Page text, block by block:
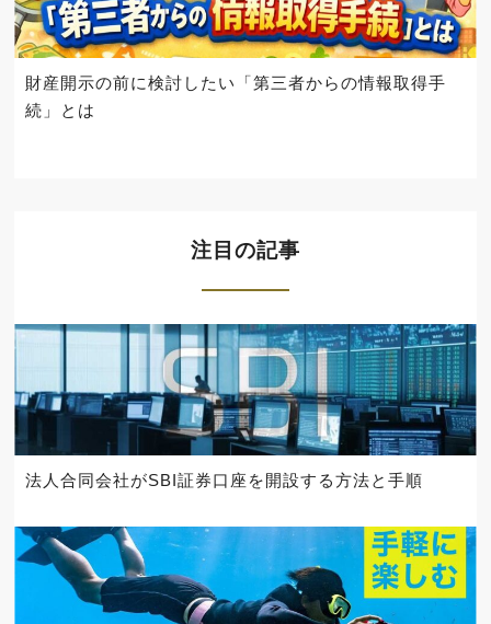
財産開示の前に検討したい「第三者からの情報取得手
続」とは
注目の記事
法人合同会社がSBI証券口座を開設する方法と手順